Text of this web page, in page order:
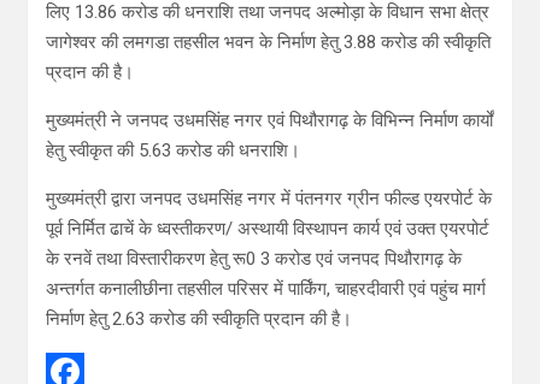
लिए 13.86 करोड की धनराशि तथा जनपद अल्मोड़ा के विधान सभा क्षेत्र
जागेश्वर की लमगडा तहसील भवन के निर्माण हेतु 3.88 करोड की स्वीकृति
प्रदान की है।
मुख्यमंत्री ने जनपद उधमसिंह नगर एवं पिथौरागढ़ के विभिन्न निर्माण कार्यों
हेतु स्वीकृत की 5.63 करोड की धनराशि।
मुख्यमंत्री द्वारा जनपद उधमसिंह नगर में पंतनगर ग्रीन फील्ड एयरपोर्ट के
पूर्व निर्मित ढाचें के ध्वस्तीकरण/ अस्थायी विस्थापन कार्य एवं उक्त एयरपोर्ट
के रनवें तथा विस्तारीकरण हेतु रू0 3 करोड एवं जनपद पिथौरागढ़ के
अन्तर्गत कनालीछीना तहसील परिसर में पार्किंग, चाहरदीवारी एवं पहुंच मार्ग
निर्माण हेतु 2.63 करोड की स्वीकृति प्रदान की है।